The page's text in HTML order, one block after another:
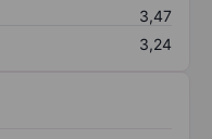
3,47
3,24